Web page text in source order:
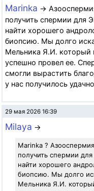
Marinka →
получить спермии для
найти хорошего
биопсию. Мы долго
Мельника Я.И. который
успешно провел ее.
смогли вырастить
у нас получилось
29 мая 2026 16:39
Milaya →
Marinka ?
получить спермии
найти хорошего
биопсию. Мы долго
Мельника Я.И.